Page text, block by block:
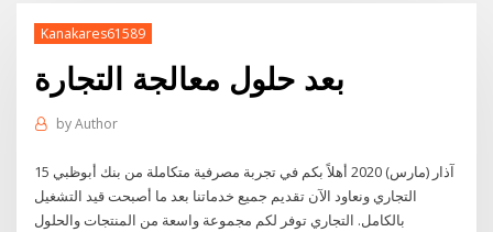
Kanakares61589
بعد حلول معالجة التجارة
byAuthor
15 آذار (مارس) 2020 أهلاً بكم في تجربة مصرفية متكاملة من بنك أبوظبي
التجاري ونعاود الآن تقديم جميع خدماتنا بعد ما أصبحت قيد التشغيل
بالكامل. التجاري توفر لكم مجموعة واسعة من المنتجات والحلول